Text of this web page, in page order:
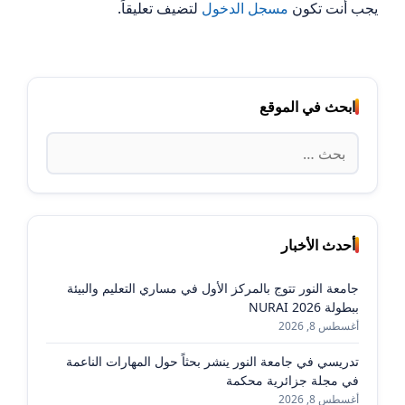
يجب أنت تكون مسجل الدخول لتضيف تعليقاً.
ابحث في الموقع
البحث
عن:
أحدث الأخبار
جامعة النور تتوج بالمركز الأول في مساري التعليم والبيئة
ببطولة NURAI 2026
أغسطس 8, 2026
تدريسي في جامعة النور ينشر بحثاً حول المهارات الناعمة
في مجلة جزائرية محكمة
أغسطس 8, 2026